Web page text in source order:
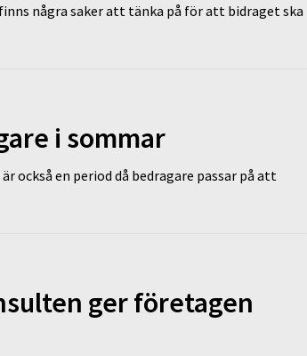
några saker att tänka på för att bidraget ska
i sommar
också en period då bedragare passar på att
ger företagen